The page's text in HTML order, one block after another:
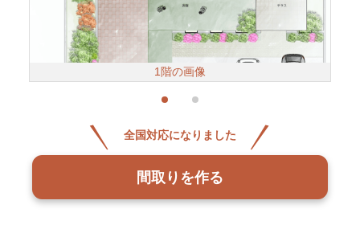
1階の画像
全国対応になりました
間取りを作る